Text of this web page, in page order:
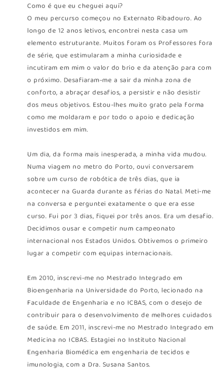
Como é que eu cheguei aqui?
O meu percurso começou no Externato Ribadouro. Ao
longo de 12 anos letivos, encontrei nesta casa um
elemento estruturante. Muitos foram os Professores fora
de série, que estimularam a minha curiosidade e
incutiram em mim o valor do brio e da atenção para com
o próximo. Desafiaram-me a sair da minha zona de
conforto, a abraçar desafios, a persistir e não desistir
dos meus objetivos. Estou-lhes muito grato pela forma
como me moldaram e por todo o apoio e dedicação
investidos em mim.
Um dia, da forma mais inesperada, a minha vida mudou.
Numa viagem no metro do Porto, ouvi conversarem
sobre um curso de robótica de três dias, que ia
acontecer na Guarda durante as férias do Natal. Meti-me
na conversa e perguntei exatamente o que era esse
curso. Fui por 3 dias, fiquei por três anos. Era um desafio.
Decidimos ousar e competir num campeonato
internacional nos Estados Unidos. Obtivemos o primeiro
lugar a competir com equipas internacionais.
Em 2010, inscrevi-me no Mestrado Integrado em
Bioengenharia na Universidade do Porto, lecionado na
Faculdade de Engenharia e no ICBAS, com o desejo de
contribuir para o desenvolvimento de melhores cuidados
de saúde. Em 2011, inscrevi-me no Mestrado Integrado em
Medicina no ICBAS. Estagiei no Instituto Nacional
Engenharia Biomédica em engenharia de tecidos e
imunologia, com a Dra. Susana Santos.